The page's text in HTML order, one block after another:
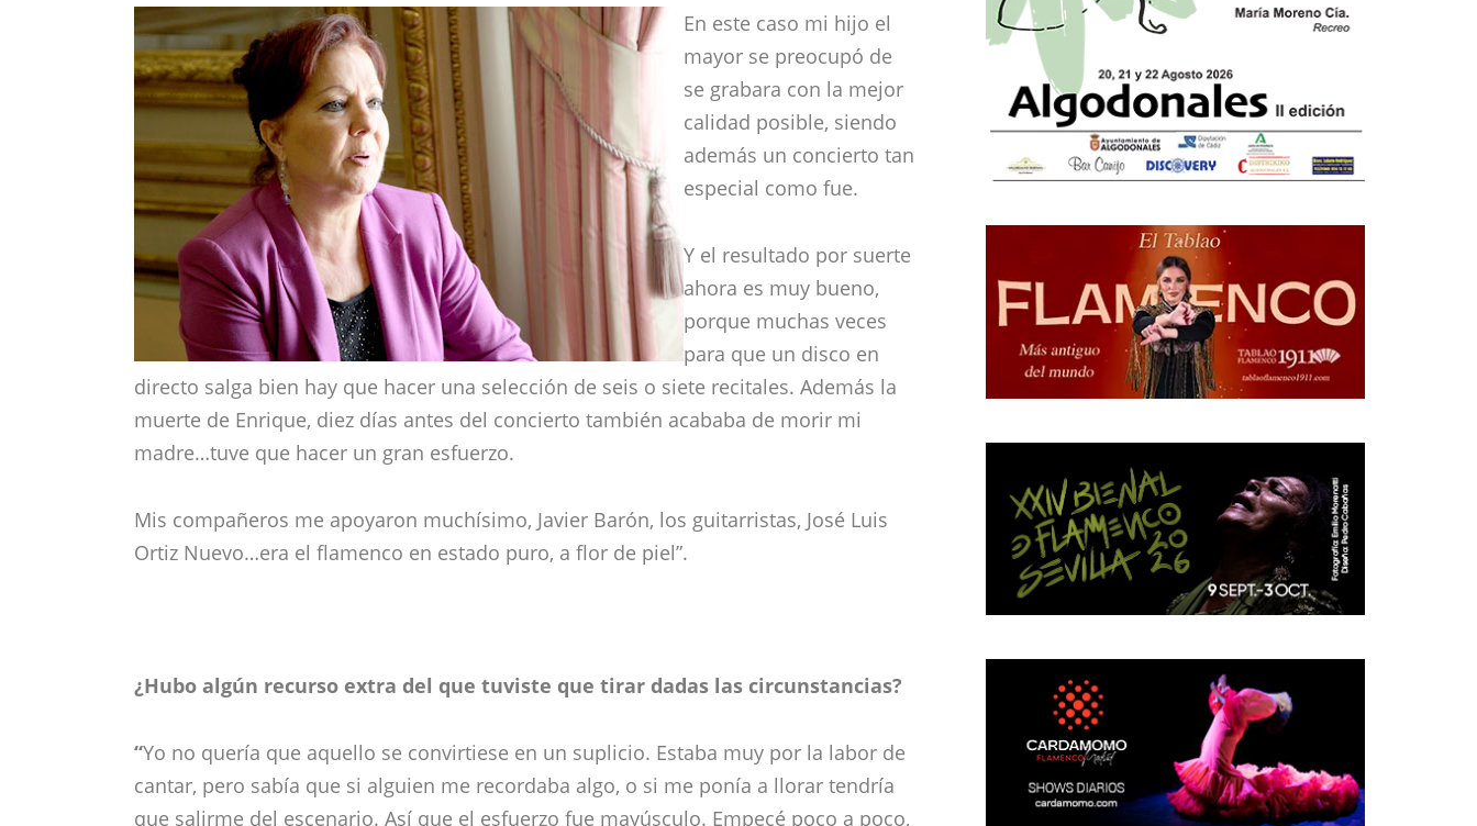
En este caso mi hijo el
mayor se preocupó de
se grabara con la mejor
calidad posible, siendo
además un concierto tan
especial como fue.
Y el resultado por suerte
ahora es muy bueno,
porque muchas veces
para que un disco en
directo salga bien hay que hacer una selección de seis o siete recitales. Además la
muerte de Enrique, diez días antes del concierto también acababa de morir mi
madre…tuve que hacer un gran esfuerzo.
Mis compañeros me apoyaron muchísimo, Javier Barón, los guitarristas, José Luis
Ortiz Nuevo…era el flamenco en estado puro, a flor de piel”.
¿Hubo algún recurso extra del que tuviste que tirar dadas las circunstancias?
“Yo no quería que aquello se convirtiese en un suplicio. Estaba muy por la labor de
cantar, pero sabía que si alguien me recordaba algo, o si me ponía a llorar tendría
que salirme del escenario. Así que el esfuerzo fue mayúsculo. Empecé poco a poco,